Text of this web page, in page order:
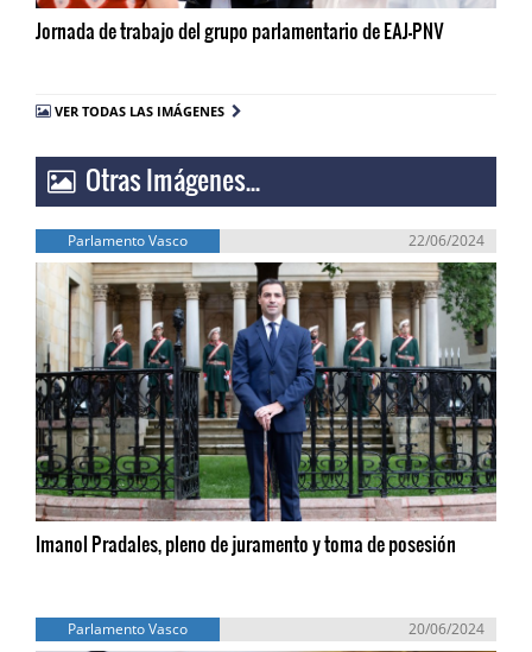
Jornada de trabajo del grupo parlamentario de EAJ-PNV
VER TODAS LAS IMÁGENES
Otras Imágenes...
Parlamento Vasco 22/06/2024
Imanol Pradales, pleno de juramento y toma de posesión
Parlamento Vasco 20/06/2024